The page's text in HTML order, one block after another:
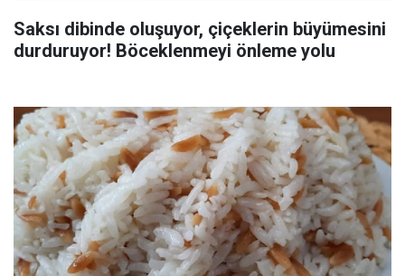
Saksı dibinde oluşuyor, çiçeklerin büyümesini
durduruyor! Böceklenmeyi önleme yolu